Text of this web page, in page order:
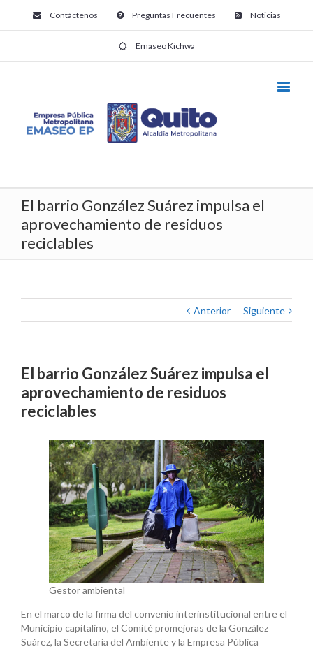
Contáctenos Preguntas Frecuentes Noticias
Emaseo Kichwa
El barrio González Suárez impulsa el
aprovechamiento de residuos
reciclables
Anterior Siguiente
El barrio González Suárez impulsa el
aprovechamiento de residuos
reciclables
Gestor ambiental
En el marco de la firma del convenio interinstitucional entre el
Municipio capitalino, el Comité promejoras de la González
Suárez, la Secretaría del Ambiente y la Empresa Pública